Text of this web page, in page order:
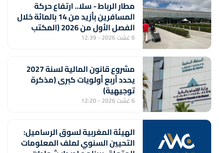
مطار الرباط - سلا.. ارتفاع حركة
المسافرين بأزيد من 14 بالمائة خلال
الفصل الأول من 2026 (المكتب
الوطني للمطارات)
6 غشت 2026 - 12:39
مشروع قانون المالية لسنة 2027
يحدد أربع أولويات كبرى (مذكرة
توجيهية)
6 غشت 2026 - 12:20
الهيئة المغربية لسوق الرساميل:
التحيين السنوي لملف المعلومات